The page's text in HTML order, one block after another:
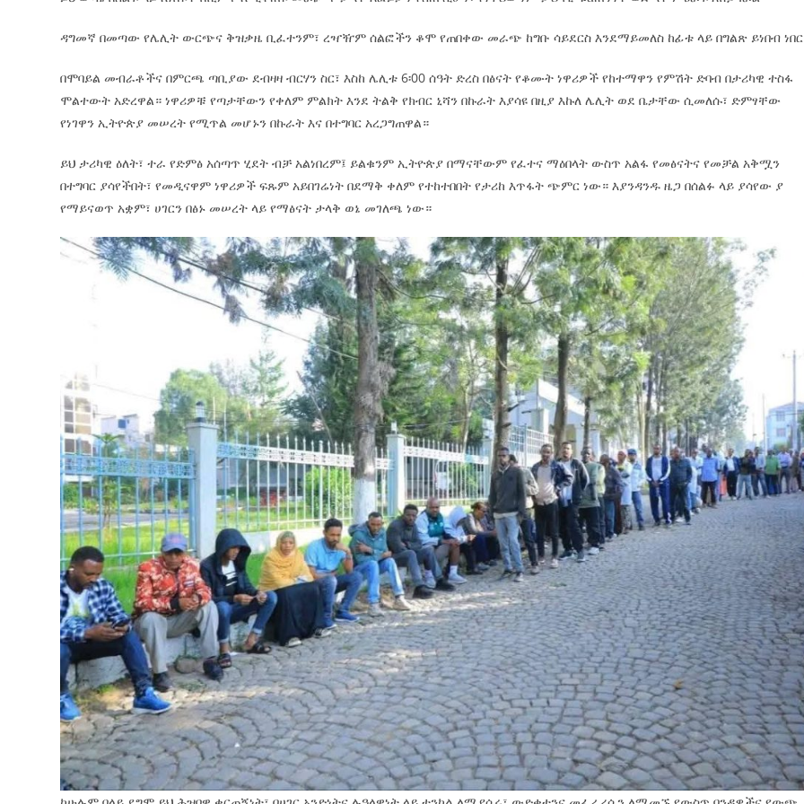
ዳግመኛ በመጣው የሌሊት ውርጭና ቅዝቃዜ ቢፈተንም፣ ረዣዥም ሰልፎችን ቆሞ የጠበቀው መራጭ ከግቡ ሳይደርስ እንደማይመለስ ከፊቱ ላይ በግልጽ ይነበብ
በሞባይል መብራቶችና በምርጫ ጣቢያው ደብዛዛ ብርሃን ስር፣ እስከ ሌሊቱ 6፡00 ሰዓት ድረስ በፅናት የቆሙት ነዋሪዎች የከተማዋን የምሽት ድባብ በታሪካዊ ተስፋ
ሞልተውት አድረዋል። ነዋሪዎቹ የጣታቸውን የቀለም ምልክት እንደ ትልቅ የክብር ኒሻን በኩራት እያሳዩ በዚያ እኩለ ሌሊት ወደ ቤታቸው ሲመለሱ፣ ድምፃቸው
የነገዋን ኢትዮጵያ መሠረት የሚጥል መሆኑን በኩራት እና በተግባር አረጋግጠዋል።
ይህ ታሪካዊ ዕለት፣ ተራ የድምፅ አሰጣጥ ሂደት ብቻ አልነበረም፤ ይልቁንም ኢትዮጵያ በማናቸውም የፈተና ማዕበላት ውስጥ አልፋ የመፅናትና የመቻል አቅሟን
በተግባር ያሳየችበት፣ የመዲናዋም ነዋሪዎች ፍጹም አይበገሬነት በደማቅ ቀለም የተከተበበት የታሪከ እጥፋት ጭምር ነው። እያንዳንዱ ዜጋ በሰልፉ ላይ ያሳየው ያ
የማይናወጥ አቋም፣ ሀገርን በፅኑ መሠረት ላይ የማፅናት ታላቅ ወኔ መገለጫ ነው።